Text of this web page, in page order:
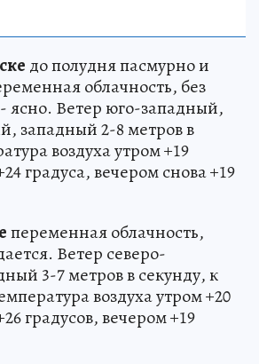
до полудня пасмурно и
облачность, без
ясно. Ветер юго-западный,
западный 2-8 метров в
воздуха утром +19
градуса, вечером снова +19
переменная облачность,
Ветер северо-
3-7 метров в секунду, к
воздуха утром +20
градусов, вечером +19